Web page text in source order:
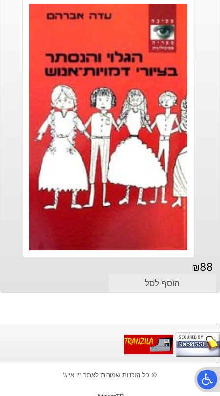
₪88
הוסף לסל
© כל הזכויות שמורות לאתר ניו אייג'פתח סרגל נגישות